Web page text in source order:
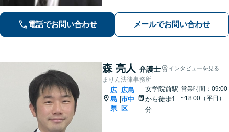
などご相談ください【夜間土日祝相談
可】【初回相談無料】【Zoom面談可】
電話でお問い合わせ メールでお問い合わせ
森 亮人 弁護士 インタビューを見る
まりん法律事務所
広
島
県
|
広島
市中
区
女学院前駅
から徒歩1
分
営業時間：09:00
~18:00（平日）